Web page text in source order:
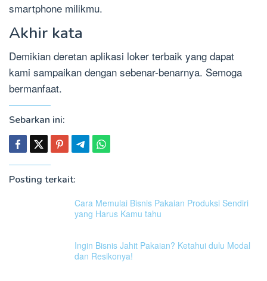
smartphone milikmu.
Akhir kata
Demikian deretan aplikasi loker terbaik yang dapat
kami sampaikan dengan sebenar-benarnya. Semoga
bermanfaat.
Sebarkan ini:
Posting terkait:
Cara Memulai Bisnis Pakaian Produksi Sendiri
yang Harus Kamu tahu
Ingin Bisnis Jahit Pakaian? Ketahui dulu Modal
dan Resikonya!